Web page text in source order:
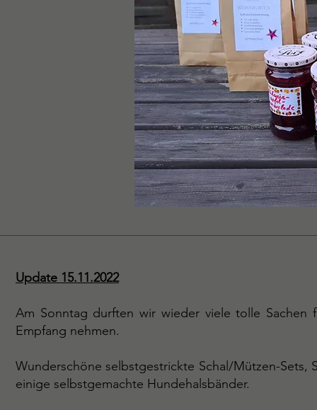
Update 15.11.2022
Am Sonntag durften wir wieder viele tolle Sachen
Empfang nehmen.
Wunderschöne selbstgestrickte Schal/Mützen-Sets,
einige selbstgemachte Hundehalsbänder.